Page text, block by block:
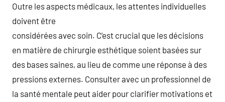
Outre les aspects médicaux, les attentes individuelles
doivent être
considérées avec soin. C’est crucial que les décisions
en matière de chirurgie esthétique soient basées sur
des bases saines, au lieu de comme une réponse à des
pressions externes. Consulter avec un professionnel de
la santé mentale peut aider pour clarifier motivations et